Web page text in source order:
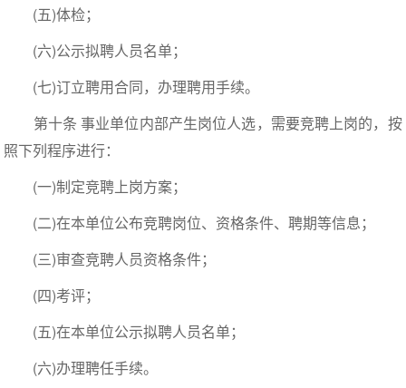
(五)体检；
(六)公示拟聘人员名单；
(七)订立聘用合同，办理聘用手续。
第十条 事业单位内部产生岗位人选，需要竞聘上岗的，按
照下列程序进行：
(一)制定竞聘上岗方案；
(二)在本单位公布竞聘岗位、资格条件、聘期等信息；
(三)审查竞聘人员资格条件；
(四)考评；
(五)在本单位公示拟聘人员名单；
(六)办理聘任手续。